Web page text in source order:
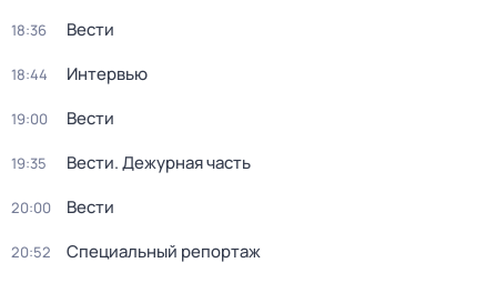
18:36 Вести
18:44 Интервью
19:00 Вести
19:35 Вести. Дежурная часть
20:00 Вести
20:52 Специальный репортаж